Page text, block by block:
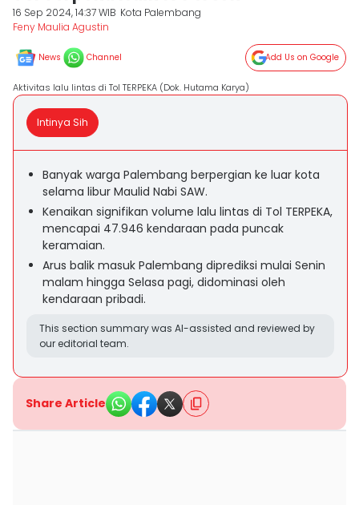
16 Sep 2024, 14:37 WIB Kota Palembang
Feny Maulia Agustin
News Channel Add Us on Google
Aktivitas lalu lintas di Tol TERPEKA (Dok. Hutama Karya)
Intinya Sih
Banyak warga Palembang berpergian ke luar kota
selama libur Maulid Nabi SAW.
Kenaikan signifikan volume lalu lintas di Tol TERPEKA,
mencapai 47.946 kendaraan pada puncak
keramaian.
Arus balik masuk Palembang diprediksi mulai Senin
malam hingga Selasa pagi, didominasi oleh
kendaraan pribadi.
This section summary was AI-assisted and reviewed by
our editorial team.
Share Article